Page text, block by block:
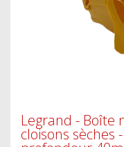
Legrand - Boîte
cloisons sèches